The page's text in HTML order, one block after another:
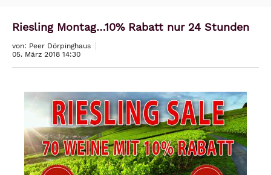
Riesling Montag…10% Rabatt nur 24 Stunden
von: Peer Dörpinghaus
05. März 2018 14:30